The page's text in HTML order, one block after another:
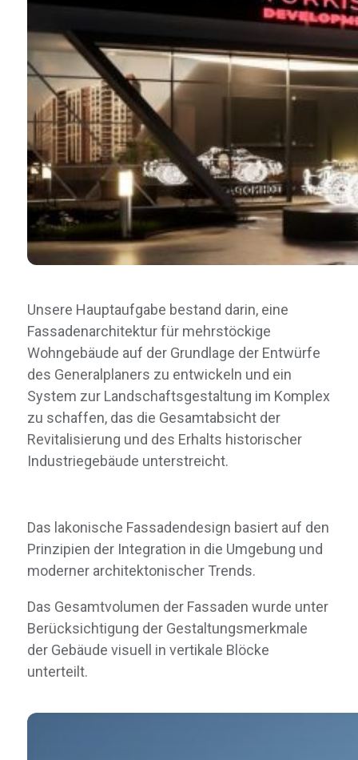
Unsere Hauptaufgabe bestand darin, eine
Fassadenarchitektur für mehrstöckige
Wohngebäude auf der Grundlage der Entwürfe
des Generalplaners zu entwickeln und ein
System zur Landschaftsgestaltung im Komplex
zu schaffen, das die Gesamtabsicht der
Revitalisierung und des Erhalts historischer
Industriegebäude unterstreicht.
Das lakonische Fassadendesign basiert auf den
Prinzipien der Integration in die Umgebung und
moderner architektonischer Trends.
Das Gesamtvolumen der Fassaden wurde unter
Berücksichtigung der Gestaltungsmerkmale
der Gebäude visuell in vertikale Blöcke
unterteilt.